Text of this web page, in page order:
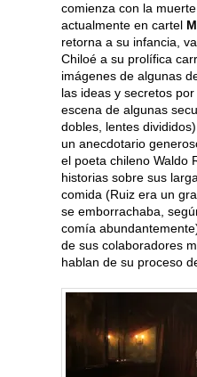
comienza con la
actualmente en cartel
retorna a su infancia,
Chiloé a su prolífica
imágenes de algunas
las ideas y secretos
escena de algunas
dobles, lentes
un anecdotario
el poeta chileno Waldo
historias sobre sus
comida (Ruiz era un
se emborrachaba,
comía
de sus colaboradores
hablan de su proceso